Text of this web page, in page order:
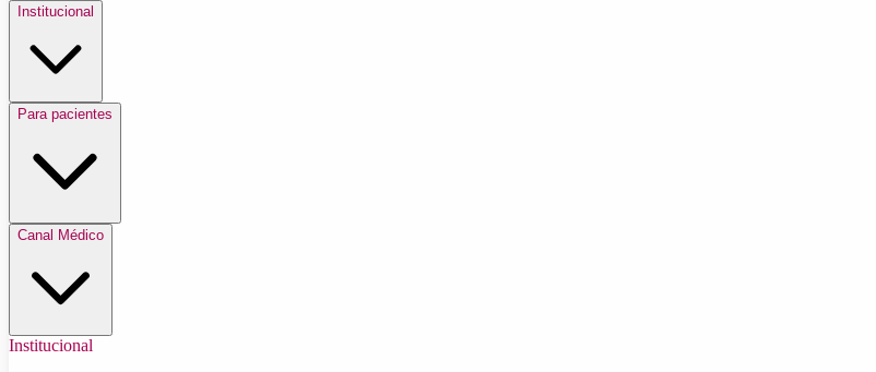
Institucional
Para pacientes
Canal Médico
Institucional